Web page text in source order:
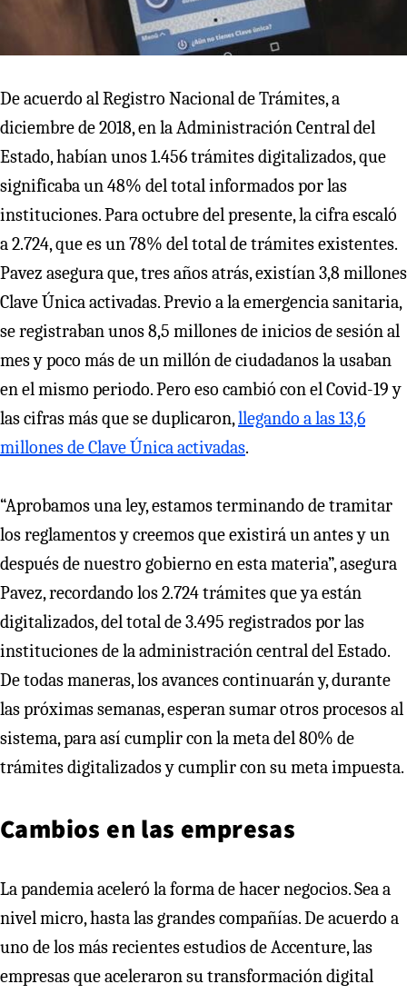
De acuerdo al Registro Nacional de Trámites, a
diciembre de 2018, en la Administración Central del
Estado, habían unos 1.456 trámites digitalizados, que
significaba un 48% del total informados por las
instituciones. Para octubre del presente, la cifra escaló
a 2.724, que es un 78% del total de trámites existentes.
Pavez asegura que, tres años atrás, existían 3,8 millones
Clave Única activadas. Previo a la emergencia sanitaria,
se registraban unos 8,5 millones de inicios de sesión al
mes y poco más de un millón de ciudadanos la usaban
en el mismo periodo. Pero eso cambió con el Covid-19 y
las cifras más que se duplicaron,llegando a las 13,6
millones de Clave Única activadas.
“Aprobamos una ley, estamos terminando de tramitar
los reglamentos y creemos que existirá un antes y un
después de nuestro gobierno en esta materia”, asegura
Pavez, recordando los 2.724 trámites que ya están
digitalizados, del total de 3.495 registrados por las
instituciones de la administración central del Estado.
De todas maneras, los avances continuarán y, durante
las próximas semanas, esperan sumar otros procesos al
sistema, para así cumplir con la meta del 80% de
trámites digitalizados y cumplir con su meta impuesta.
Cambios en las empresas
La pandemia aceleró la forma de hacer negocios. Sea a
nivel micro, hasta las grandes compañías. De acuerdo a
uno de los más recientes estudios de Accenture, las
empresas que aceleraron su transformación digital